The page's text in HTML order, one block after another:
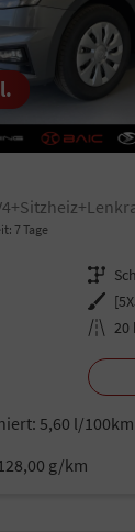
7 Tage
Getriebe
Außenfarbe
Kilometerstand 20
5,60 l/100km
128,00 g/km